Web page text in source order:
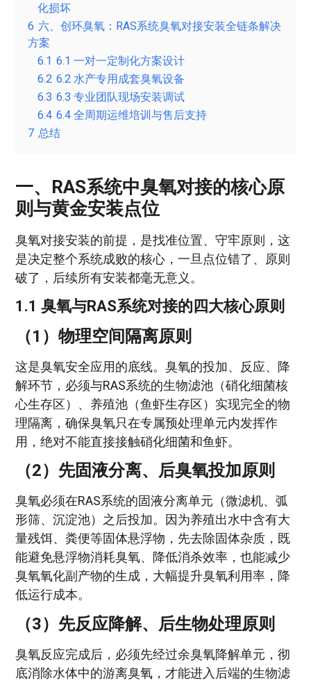
化损坏
6 六、创环臭氧：RAS系统臭氧对接安装全链条解决
方案
6.1 6.1 一对一定制化方案设计
6.2 6.2 水产专用成套臭氧设备
6.3 6.3 专业团队现场安装调试
6.4 6.4 全周期运维培训与售后支持
7 总结
一、RAS系统中臭氧对接的核心原
则与黄金安装点位
臭氧对接安装的前提，是找准位置、守牢原则，这
是决定整个系统成败的核心，一旦点位错了、原则
破了，后续所有安装都毫无意义。
1.1 臭氧与RAS系统对接的四大核心原则
（1）物理空间隔离原则
这是臭氧安全应用的底线。臭氧的投加、反应、降
解环节，必须与RAS系统的生物滤池（硝化细菌核
心生存区）、养殖池（鱼虾生存区）实现完全的物
理隔离，确保臭氧只在专属预处理单元内发挥作
用，绝对不能直接接触硝化细菌和鱼虾。
（2）先固液分离、后臭氧投加原则
臭氧必须在RAS系统的固液分离单元（微滤机、弧
形筛、沉淀池）之后投加。因为养殖出水中含有大
量残饵、粪便等固体悬浮物，先去除固体杂质，既
能避免悬浮物消耗臭氧、降低消杀效率，也能减少
臭氧氧化副产物的生成，大幅提升臭氧利用率，降
低运行成本。
（3）先反应降解、后生物处理原则
臭氧反应完成后，必须先经过余臭氧降解单元，彻
底消除水体中的游离臭氧，才能进入后端的生物滤